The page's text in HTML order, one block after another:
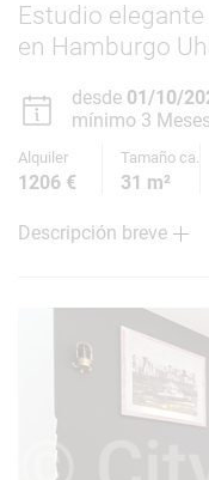
Estudio
en Hamburgo
desde 01/10/
mínimo 3 Meses
Alquiler Tamaño ca.
1206 € 31 m²
Descripción breve